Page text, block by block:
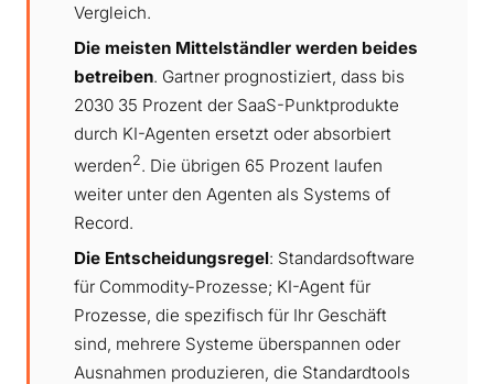
Vergleich.
Die meisten Mittelständler werden beides
betreiben. Gartner prognostiziert, dass bis
2030 35 Prozent der SaaS-Punktprodukte
durch KI-Agenten ersetzt oder absorbiert
werden2. Die übrigen 65 Prozent laufen
weiter unter den Agenten als Systems of
Record.
Die Entscheidungsregel: Standardsoftware
für Commodity-Prozesse; KI-Agent für
Prozesse, die spezifisch für Ihr Geschäft
sind, mehrere Systeme überspannen oder
Ausnahmen produzieren, die Standardtools